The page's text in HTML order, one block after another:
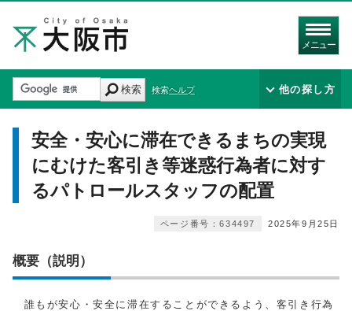
メニュー
検索 検索ヘルプ 他の探し方
安全・安心に滞在できるまちの実現
にむけた客引き等迷惑行為者に対す
るパトロールスタッフの配置
2025年9月25日
ページ番号：634497
概要（説明）
誰もが安心・安全に滞在することができるよう、客引き行為